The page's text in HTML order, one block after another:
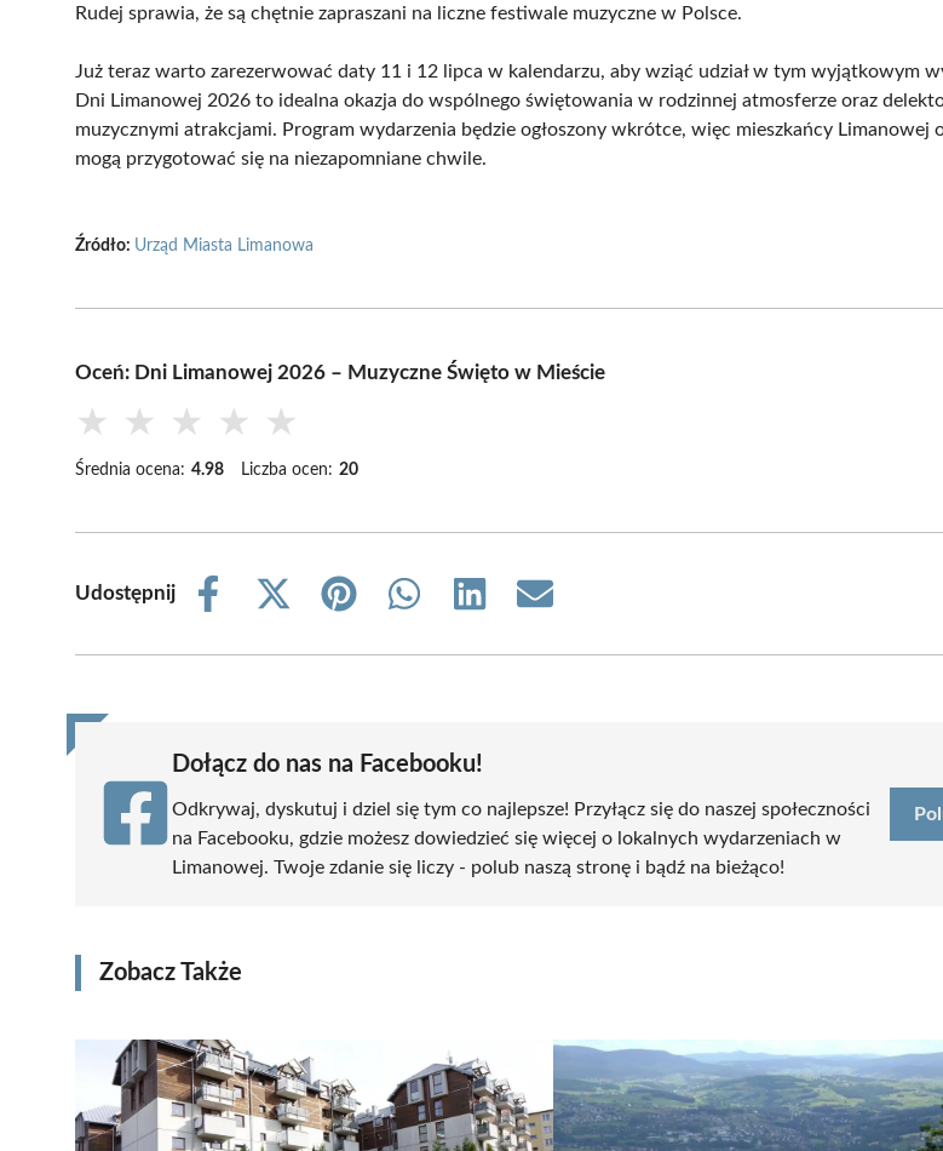
Rudej sprawia, że są chętnie zapraszani na liczne festiwale muzyczne w Polsce.
Już teraz warto zarezerwować daty 11 i 12 lipca w kalendarzu, aby wziąć udział w tym wyjątkowym
Dni Limanowej 2026 to idealna okazja do wspólnego świętowania w rodzinnej atmosferze oraz
muzycznymi atrakcjami. Program wydarzenia będzie ogłoszony wkrótce, więc mieszkańcy Limanowej
mogą przygotować się na niezapomniane chwile.
Źródło: Urząd Miasta Limanowa
Oceń: Dni Limanowej 2026 – Muzyczne Święto w Mieście
★ ★ ★ ★ ★
Średnia ocena: 4.98 Liczba ocen: 20
Udostępnij
Share
Share
(Twitter)
Share
Share
Share
Share
Dołącz do nas na Facebooku!
Odkrywaj, dyskutuj i dziel się tym co najlepsze! Przyłącz się do naszej społeczności
na Facebooku, gdzie możesz dowiedzieć się więcej o lokalnych wydarzeniach w
Limanowej. Twoje zdanie się liczy - polub naszą stronę i bądź na bieżąco!
Zobacz Także